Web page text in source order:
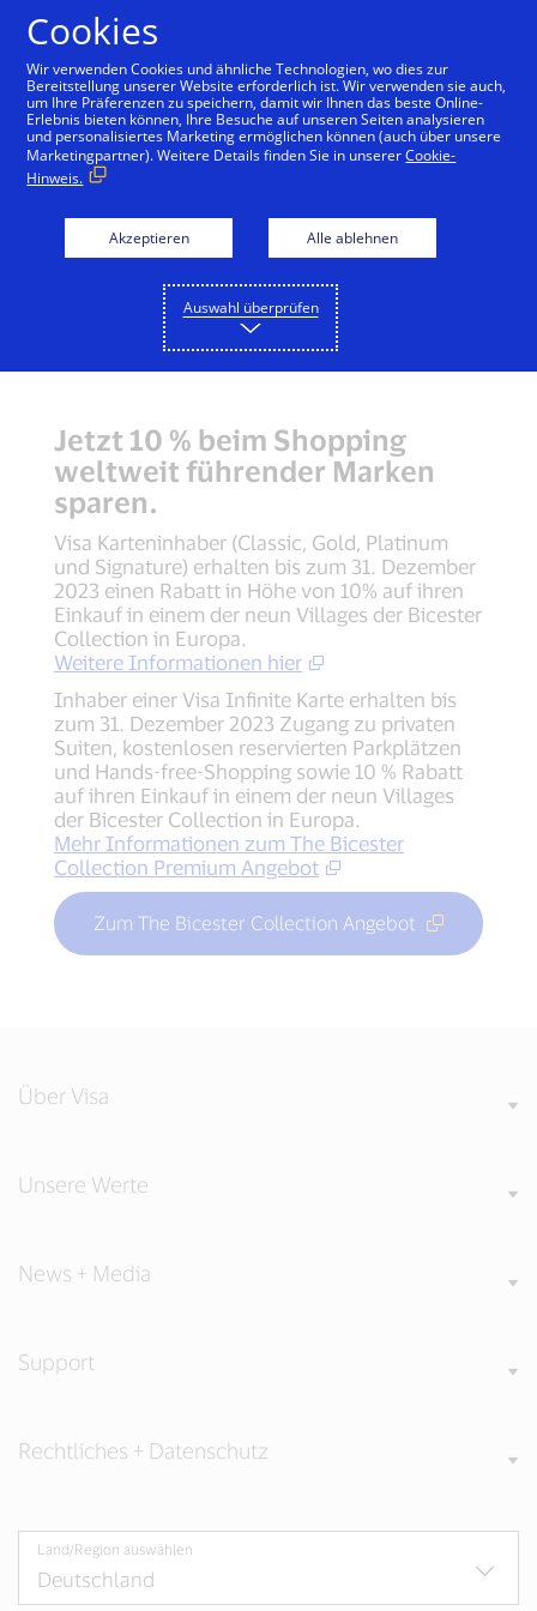
Jetzt 10 % beim Shopping
weltweit führender Marken
sparen.
Visa Karteninhaber (Classic, Gold, Platinum
und Signature) erhalten bis zum 31. Dezember
2023 einen Rabatt in Höhe von 10% auf ihren
Einkauf in einem der neun Villages der Bicester
Collection in Europa.
Weitere Informationen hier
Inhaber einer Visa Infinite Karte erhalten bis
zum 31. Dezember 2023 Zugang zu privaten
Suiten, kostenlosen reservierten Parkplätzen
und Hands-free-Shopping sowie 10 % Rabatt
auf ihren Einkauf in einem der neun Villages
der Bicester Collection in Europa.
Mehr Informationen zum The Bicester
Collection Premium Angebot
Zum The Bicester Collection Angebot
Über Visa
Unsere Werte
News + Media
Support
Rechtliches + Datenschutz
Land/Region auswählen
Cookies
Wir verwenden Cookies und ähnliche Technologien, wo dies zur
Bereitstellung unserer Website erforderlich ist. Wir verwenden sie auch,
um Ihre Präferenzen zu speichern, damit wir Ihnen das beste Online-
Erlebnis bieten können, Ihre Besuche auf unseren Seiten analysieren
und personalisiertes Marketing ermöglichen können (auch über unsere
Marketingpartner). Weitere Details finden Sie in unsererCookie-
Hinweis.
Akzeptieren Alle ablehnen
Auswahl überprüfen